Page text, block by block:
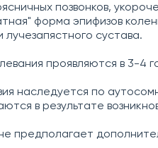
позвонков,
форма эпифизов
лучезапястного сустава.
проявляются в 3-4
наследуется по
в результате
предполагает